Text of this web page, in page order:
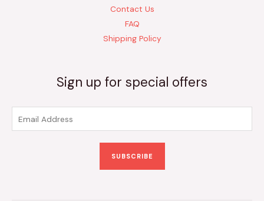
Contact Us
FAQ
Shipping Policy
Sign up for special offers
SUBSCRIBE